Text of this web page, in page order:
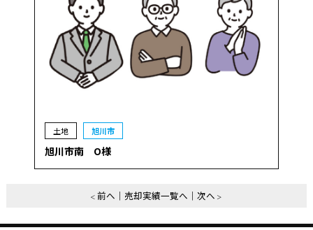
土地 旭川市
旭川市南 O様
前へ 売却実績一覧へ 次へ